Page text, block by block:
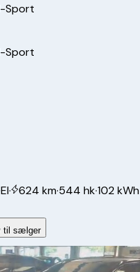
Sport
Sport
El· 624 km·544 hk·102 kWh
til sælger